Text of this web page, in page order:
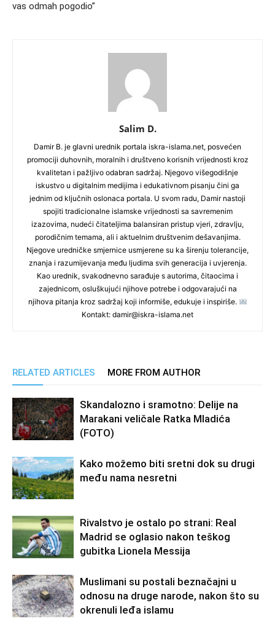
vas odmah pogodio”
Salim D.
Damir B. je glavni urednik portala iskra-islama.net, posvećen
promociji duhovnih, moralnih i društveno korisnih vrijednosti kroz
kvalitetan i pažljivo odabran sadržaj. Njegovo višegodišnje
iskustvo u digitalnim medijima i edukativnom pisanju čini ga
jednim od ključnih oslonaca portala. U svom radu, Damir nastoji
spojiti tradicionalne islamske vrijednosti sa savremenim
izazovima, nudeći čitateljima balansiran pristup vjeri, zdravlju,
porodičnim temama, ali i aktuelnim društvenim dešavanjima.
Njegove uredničke smjernice usmjerene su ka širenju tolerancije,
znanja i razumijevanja među ljudima svih generacija i uvjerenja.
Kao urednik, svakodnevno sarađuje s autorima, čitaocima i
zajednicom, osluškujući njihove potrebe i odgovarajući na
njihova pitanja kroz sadržaj koji informiše, edukuje i inspiriše.
Kontakt: damir@iskra-islama.net
RELATED ARTICLES MORE FROM AUTHOR
Skandalozno i sramotno: Delije na
Marakani veličale Ratka Mladića
(FOTO)
Kako možemo biti sretni dok su drugi
među nama nesretni
Rivalstvo je ostalo po strani: Real
Madrid se oglasio nakon teškog
gubitka Lionela Messija
Muslimani su postali beznačajni u
odnosu na druge narode, nakon što su
okrenuli leđa islamu